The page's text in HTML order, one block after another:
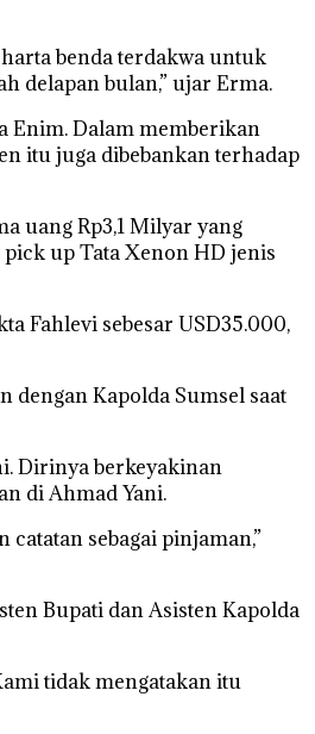
benda terdakwa untuk
delapan bulan,” ujar Erma.
Enim. Dalam memberikan
itu juga dibebankan terhadap
uang Rp3,1 Milyar yang
up Tata Xenon HD jenis
Fahlevi sebesar USD35.000,
dengan Kapolda Sumsel saat
Dirinya berkeyakinan
di Ahmad Yani.
sebagai pinjaman,”
Bupati dan Asisten Kapolda
tidak mengatakan itu